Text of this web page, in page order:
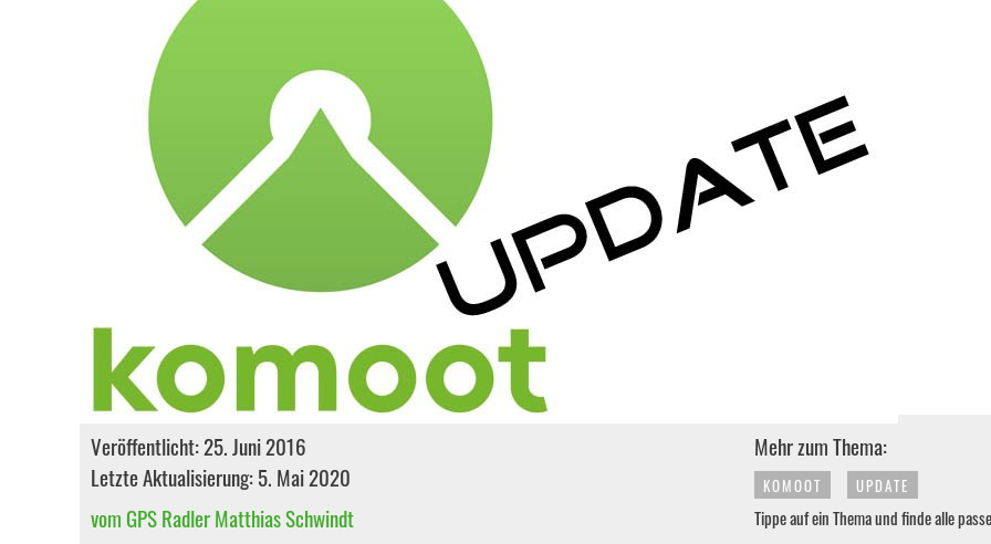
Veröffentlicht: 25. Juni 2016
Letzte Aktualisierung: 5. Mai 2020
vom GPS Radler Matthias Schwindt
Mehr zum Thema:
KOMOOT UPDATE
Tippe auf ein Thema und finde alle